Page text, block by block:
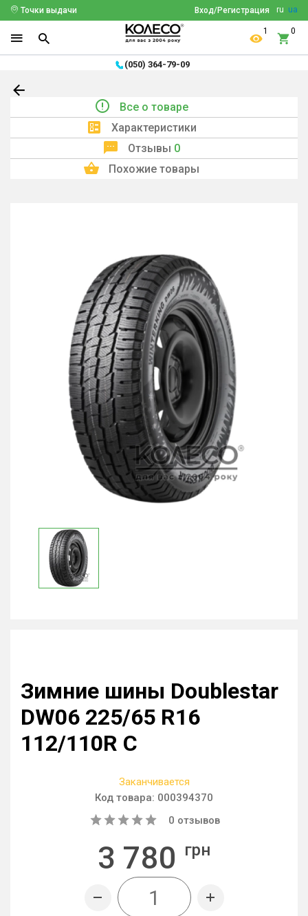
ru ua
Вход/Регистрация
Точки выдачи
1 0
(050) 364-79-09
Все о товаре
Характеристики
Отзывы 0
Похожие товары
Зимние шины Doublestar
DW06 225/65 R16
112/110R C
Заканчивается
Код товара: 000394370
0 отзывов
3 780 грн